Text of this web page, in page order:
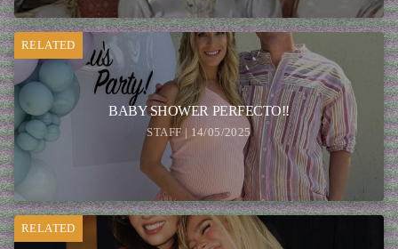
RELATED
BABY SHOWER PERFECTO!!
STAFF | 14/05/2025
RELATED